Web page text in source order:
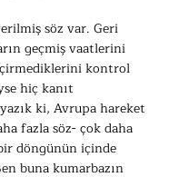
söz var. Geri
geçmiş vaatlerini
kontrol
hiç kanıt
ki, Avrupa hareket
fazla söz- çok daha
döngünün içinde
buna kumarbazın